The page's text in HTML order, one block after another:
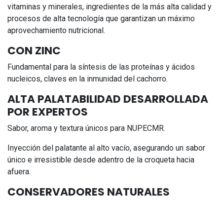
vitaminas y minerales, ingredientes de la más alta calidad y
procesos de alta tecnología que garantizan un máximo
aprovechamiento nutricional.
CON ZINC
Fundamental para la síntesis de las proteínas y ácidos
nucleicos, claves en la inmunidad del cachorro.
ALTA PALATABILIDAD DESARROLLADA
POR EXPERTOS
Sabor, aroma y textura únicos para NUPECMR.
Inyección del palatante al alto vacío, asegurando un sabor
único e irresistible desde adentro de la croqueta hacia
afuera.
CONSERVADORES NATURALES